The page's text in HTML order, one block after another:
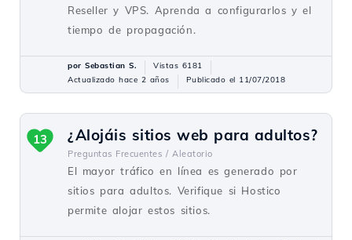
Reseller y VPS. Aprenda a configurarlos y el
tiempo de propagación.
por Sebastian S.
Vistas 6181
Actualizado hace 2 años
Publicado el 11/07/2018
¿Alojáis sitios web para adultos?
Preguntas Frecuentes / Aleatorio
El mayor tráfico en línea es generado por
sitios para adultos. Verifique si Hostico
permite alojar estos sitios.
13